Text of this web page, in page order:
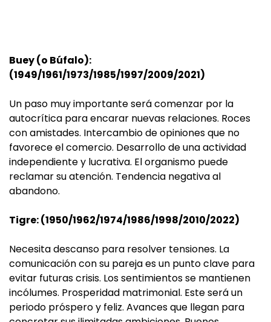
Buey (o Búfalo):
(1949/1961/1973/1985/1997/2009/2021)
Un paso muy importante será comenzar por la
autocrítica para encarar nuevas relaciones. Roces
con amistades. Intercambio de opiniones que no
favorece el comercio. Desarrollo de una actividad
independiente y lucrativa. El organismo puede
reclamar su atención. Tendencia negativa al
abandono.
Tigre: (1950/1962/1974/1986/1998/2010/2022)
Necesita descanso para resolver tensiones. La
comunicación con su pareja es un punto clave para
evitar futuras crisis. Los sentimientos se mantienen
incólumes. Prosperidad matrimonial. Este será un
periodo próspero y feliz. Avances que llegan para